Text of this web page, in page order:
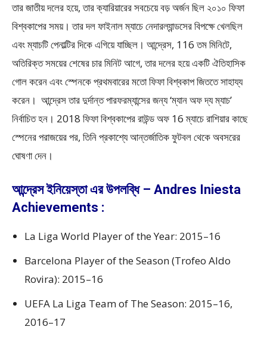
তার জাতীয় দলের হয়ে, তার ক্যারিয়ারের সবচেয়ে বড় অর্জন ছিল ২০১০ ফিফা
বিশ্বকাপের সময়। তার দল ফাইনাল ম্যাচে নেদারল্যান্ডসের বিপক্ষে খেলছিল
এবং ম্যাচটি পেনাল্টির দিকে এগিয়ে যাচ্ছিল। আন্দ্রেস, 116 তম মিনিটে,
অতিরিক্ত সময়ের শেষের চার মিনিট আগে, তার দলের হয়ে একটি ঐতিহাসিক
গোল করেন এবং স্পেনকে প্রথমবারের মতো ফিফা বিশ্বকাপ জিততে সাহায্য
করেন। আন্দ্রেস তার দুর্দান্ত পারফরম্যান্সের জন্য ‘ম্যান অফ দ্য ম্যাচ’
নির্বাচিত হন। 2018 ফিফা বিশ্বকাপের রাউন্ড অফ 16 ম্যাচে রাশিয়ার কাছে
স্পেনের পরাজয়ের পর, তিনি প্রকাশ্যে আন্তর্জাতিক ফুটবল থেকে অবসরের
ঘোষণা দেন।
আন্দ্রেস ইনিয়েস্তা এর উপলব্ধি – Andres Iniesta
Achievements :
La Liga World Player of the Year: 2015–16
Barcelona Player of the Season (Trofeo Aldo
Rovira): 2015–16
UEFA La Liga Team of The Season: 2015–16,
2016–17